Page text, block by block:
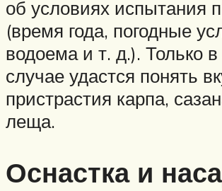
об условиях испытания
(время года, погодные
водоема и т. д.). Только в
случае удастся понять
пристрастия карпа,
леща.
Оснастка и